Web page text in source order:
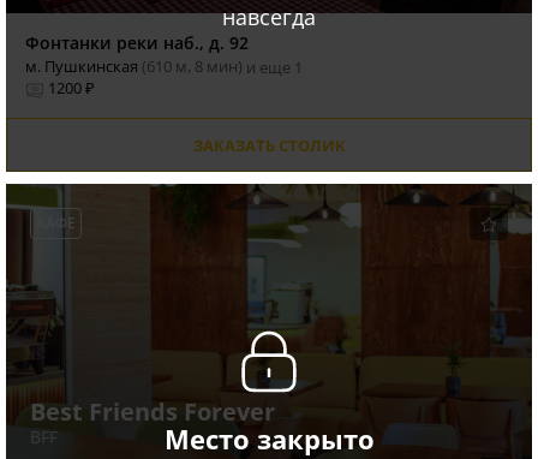
навсегда
Фонтанки реки наб., д. 92
м. Пушкинская (610 м, 8 мин) и еще 1
1200 ₽
ЗАКАЗАТЬ СТОЛИК
Место закрыто
КАФЕ
Best Friends Forever
BFF